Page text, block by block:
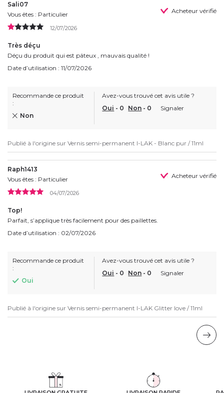
Sali07
Vous êtes : Particulier
Acheteur vérifié
12/07/2026
Très déçu
Déçu du produit qui est pâteux , mauvais qualité !
Date d’utilisation : 11/07/2026
Recommande ce produit
:
Non
Avez-vous trouvé cet avis utile ?
Oui - 0 Non - 0 Signaler
Publié à l'origine sur Vernis semi-permanent I-LAK - Blanc pur / 11ml
Raph1413
Vous êtes : Particulier
Acheteur vérifié
04/07/2026
Top!
Parfait, s’applique très facilement pour des paillettes.
Date d’utilisation : 02/07/2026
Recommande ce produit
:
Oui
Avez-vous trouvé cet avis utile ?
Oui - 0 Non - 0 Signaler
Publié à l'origine sur Vernis semi-permanent I-LAK Glitter love / 11ml